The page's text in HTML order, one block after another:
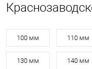
100 мм 110 мм
130 мм 140 мм